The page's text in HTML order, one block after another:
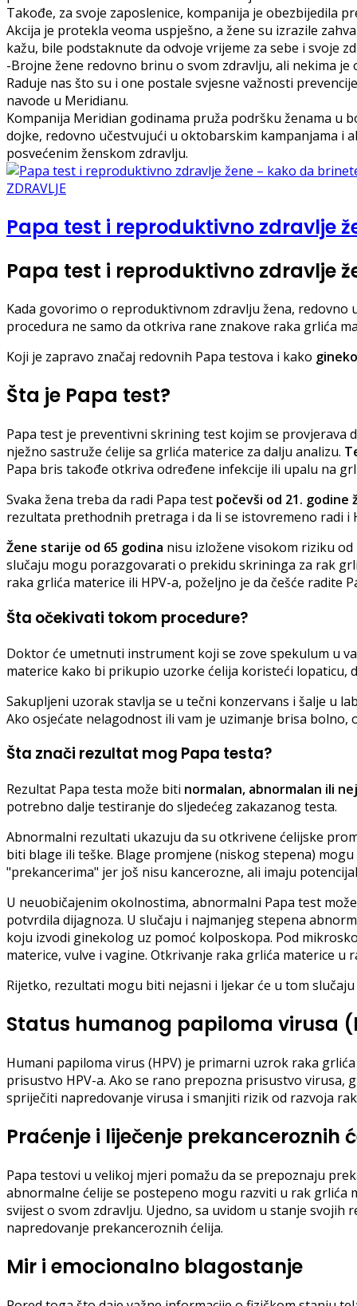
Takođe, za svoje zaposlenice, kompanija je obezbijedila
Akcija je protekla veoma uspješno, a žene su izrazile
kažu, bile podstaknute da odvoje vrijeme za sebe i svoje
-Brojne žene redovno brinu o svom zdravlju, ali nekima je
Raduje nas što su i one postale svjesne važnosti
navode u Meridianu.
Kompanija Meridian godinama pruža podršku ženama u
dojke, redovno učestvujući u oktobarskim kampanjama i
posvećenim ženskom zdravlju.
ZDRAVLJE
Papa test i reproduktivno zdravlje
Papa test i reproduktivno zdravlje
Kada govorimo o reproduktivnom zdravlju žena,
procedura ne samo da otkriva rane znakove raka grlića
Koji je zapravo značaj redovnih Papa testova i kako
Šta je Papa test?
Papa test je preventivni skrining test kojim se provjerava
nježno sastruže ćelije sa grlića materice za dalju analizu.
Papa bris takođe otkriva određene infekcije ili upalu na
Svaka žena treba da radi Papa test počevši od 21. godine
rezultata prethodnih pretraga i da li se istovremeno radi i
Žene starije od 65 godina nisu izložene visokom riziku
slučaju mogu porazgovarati o prekidu skrininga za rak
raka grlića materice ili HPV-a, poželjno je da češće
Šta očekivati ​​tokom procedure?
Doktor će umetnuti instrument koji se zove spekulum u
materice kako bi prikupio uzorke ćelija koristeći lopaticu,
Sakupljeni uzorak stavlja se u tečni konzervans i šalje u
Ako osjećate nelagodnost ili vam je uzimanje brisa
Šta znači rezultat mog Papa testa?
Rezultat Papa testa može biti normalan, abnormalan ili
potrebno dalje testiranje do sljedećeg zakazanog testa.
Abnormalni rezultati ukazuju da su otkrivene ćelijske
biti blage ili teške. Blage promjene (niskog stepena)
"prekancerima" jer još nisu kancerozne, ali imaju
U neuobičajenim okolnostima, abnormalni Papa test
potvrdila dijagnoza. U slučaju i najmanjeg stepena
koju izvodi ginekolog uz pomoć kolposkopa. Pod
materice, vulve i vagine. Otkrivanje raka grlića materice u
Rijetko, rezultati mogu biti nejasni i ljekar će u tom
Status humanog papiloma virusa
Humani papiloma virus (HPV) je primarni uzrok raka
prisustvo HPV-a. Ako se rano prepozna prisustvo
spriječiti napredovanje virusa i smanjiti rizik od razvoja
Praćenje i liječenje
Papa testovi u velikoj mjeri pomažu da se prepoznaju
abnormalne ćelije se postepeno mogu razviti u rak grlića
svijest o svom zdravlju. Ujedno, sa uvidom u stanje
napredovanje prekanceroznih ćelija.
Mir i emocionalno blagostanje